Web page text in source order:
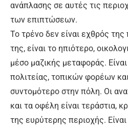
ανάπλασης σε αυτές τις
των επιπτώσεων.
Το τρένο δεν είναι εχθρός
της, είναι το ηπιότερο,
μέσο μαζικής μεταφοράς.
πολιτείας, τοπικών φορέων
συντομότερο στην πόλη. Οι
και τα οφέλη είναι τεράστια,
της ευρύτερης περιοχής. Είναι